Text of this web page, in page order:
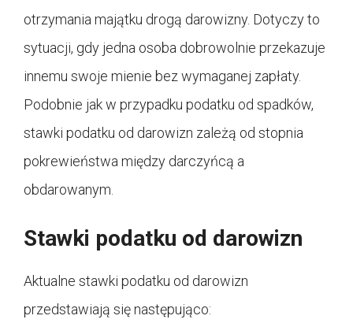
otrzymania majątku drogą darowizny. Dotyczy to
sytuacji, gdy jedna osoba dobrowolnie przekazuje
innemu swoje mienie bez wymaganej zapłaty.
Podobnie jak w przypadku podatku od spadków,
stawki podatku od darowizn zależą od stopnia
pokrewieństwa między darczyńcą a
obdarowanym.
Stawki podatku od darowizn
Aktualne stawki podatku od darowizn
przedstawiają się następująco: